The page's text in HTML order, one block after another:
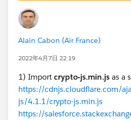
<aura:component
	<ltng:require
    <h1>Crypto Lex</h1>
</aura:component>
Alain Cabon (Air France)
2022年4月7日 22:19
1) Import crypto-js.min.js as a
https://cdnjs.cloudflare.com/
js/4.1.1/crypto-js.min.js
https://